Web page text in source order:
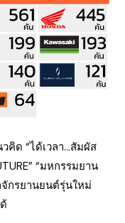
คิด “ได้เวลา…สัมผัส
“มหกรรมยาน
กรยานยนต์รุ่นใหม่